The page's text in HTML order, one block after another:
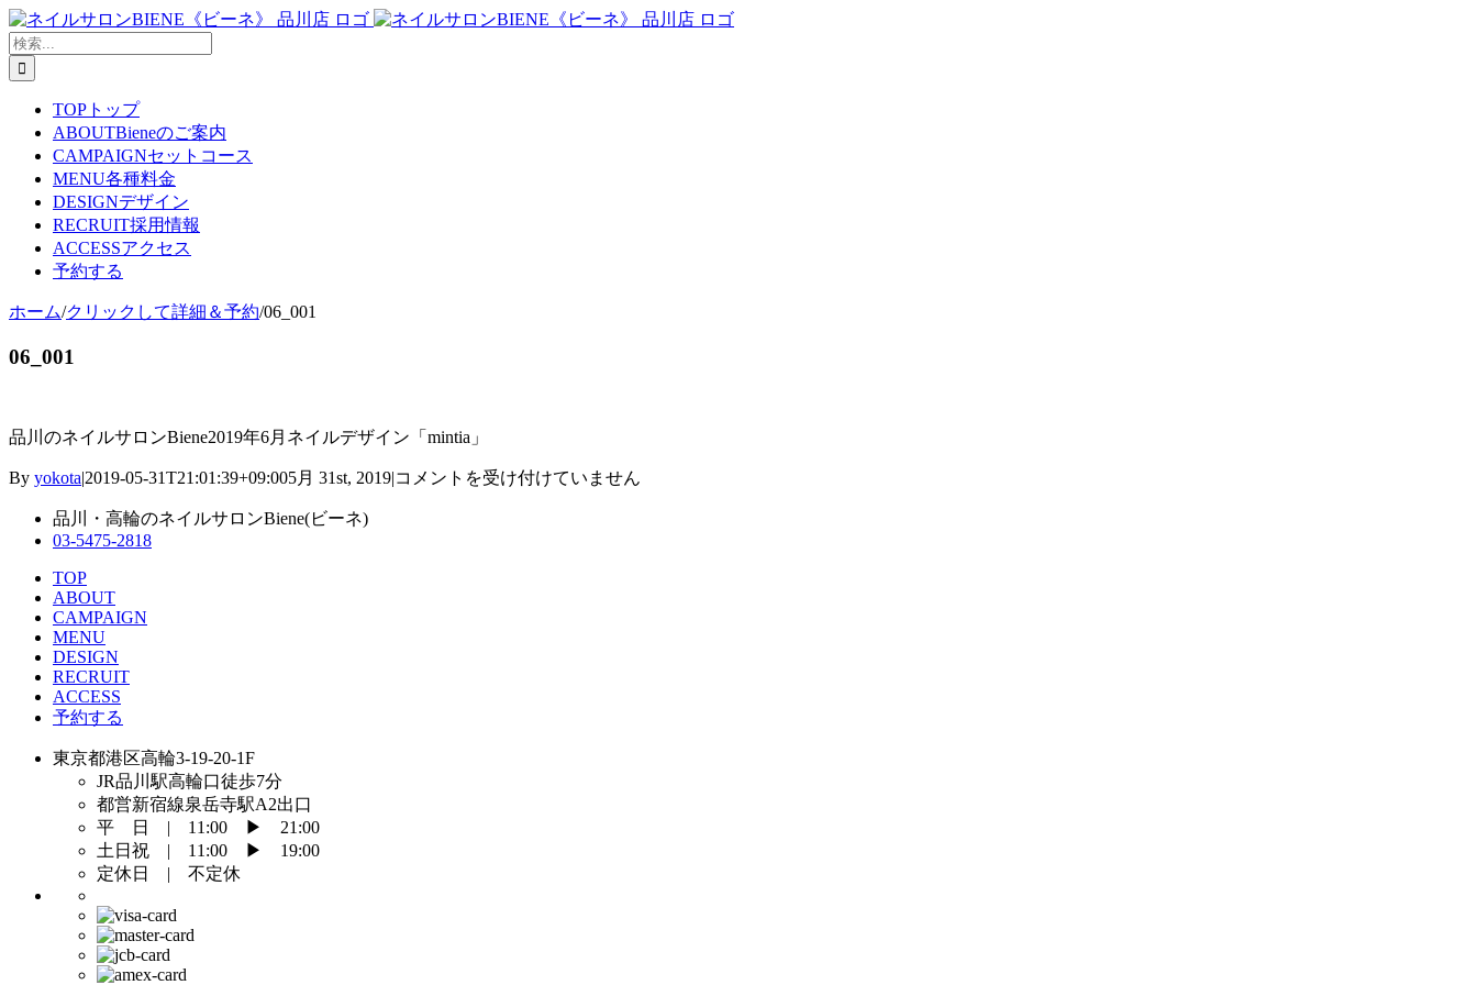
Skip
to
content
検
索
…
TOP トップ
ABOUTBieneのご案内
CAMPAIGNセットコース
MENU各種料金
DESIGNデザイン
RECRUIT採用情報
ACCESSアクセス
予約する
ホーム/クリックして詳細＆予約/06_001
06_001
品川のネイルサロンBiene2019年6月ネイルデザイン「mintia」
By yokota|2019-05-31T21:01:39+09:005月 31st, 2019|06_001
コメントを受け付けていません
品川・高輪のネイルサロンBiene(ビーネ)
03-5475-2818
TOP
ABOUT
CAMPAIGN
MENU
DESIGN
RECRUIT
ACCESS
予約する
東京都港区高輪3-19-20-1F
JR品川駅高輪口徒歩7分
都営新宿線泉岳寺駅A2出口
平 日 | 11:00 ▶︎ 21:00
土日祝 | 11:00 ▶︎ 19:00
定休日 | 不定休